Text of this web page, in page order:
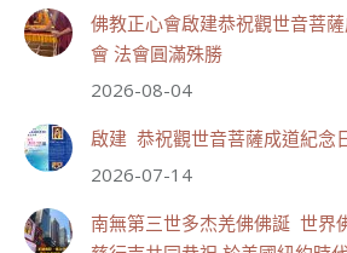
111 33 則留言
分享
世界佛教正心會
July 19, 2026, 1:40 AM
觀看更多
佛教正心會啟建恭祝觀世音菩
會 法會圓滿殊勝
2026-08-04
啟建 恭祝觀世音菩薩成道紀念
2026-07-14
南無第三世多杰羌佛佛誕 世界